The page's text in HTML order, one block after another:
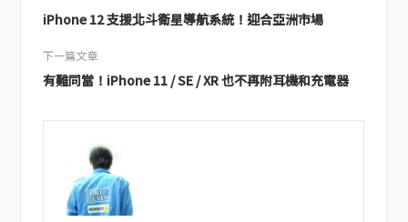
iPhone 12 支援北斗衛星導航系統！迎合亞洲市場
下一篇文章
有難同當！iPhone 11 / SE / XR 也不再附耳機和充電器